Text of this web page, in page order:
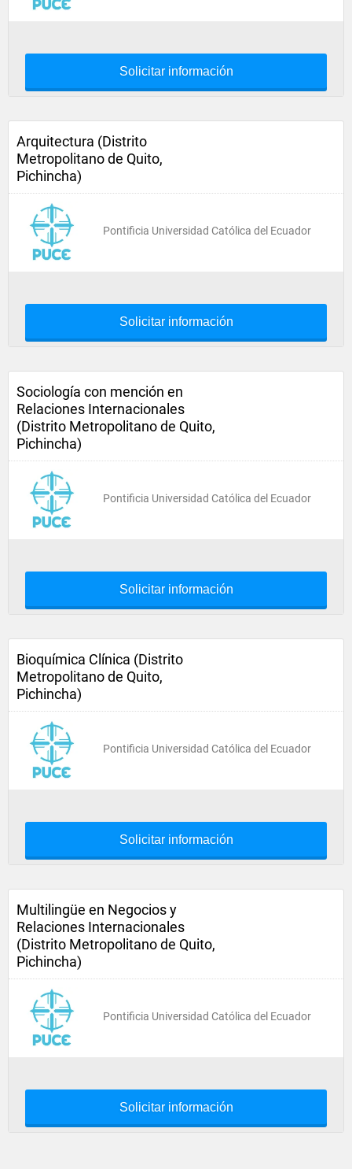
Solicitar información
Arquitectura (Distrito
Metropolitano de Quito,
Pichincha)
Pontificia Universidad Católica del Ecuador
Solicitar información
Sociología con mención en
Relaciones Internacionales
(Distrito Metropolitano de Quito,
Pichincha)
Pontificia Universidad Católica del Ecuador
Solicitar información
Bioquímica Clínica (Distrito
Metropolitano de Quito,
Pichincha)
Pontificia Universidad Católica del Ecuador
Solicitar información
Multilingüe en Negocios y
Relaciones Internacionales
(Distrito Metropolitano de Quito,
Pichincha)
Pontificia Universidad Católica del Ecuador
Solicitar información